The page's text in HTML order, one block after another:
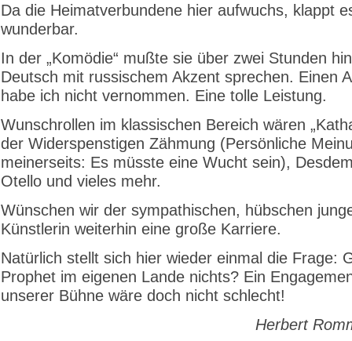
Da die Heimatverbundene hier aufwuchs, klappt
wunderbar.
In der „Komödie“ mußte sie über zwei Stunden
Deutsch mit russischem Akzent sprechen. Einen
habe ich nicht vernommen. Eine tolle Leistung.
Wunschrollen im klassischen Bereich wären
der Widerspenstigen Zähmung (Persönliche
meinerseits: Es müsste eine Wucht sein),
Otello und vieles mehr.
Wünschen wir der sympathischen, hübschen
Künstlerin weiterhin eine große Karriere.
Natürlich stellt sich hier wieder einmal die Frage:
Prophet im eigenen Lande nichts? Ein
unserer Bühne wäre doch nicht schlecht!
Herbert